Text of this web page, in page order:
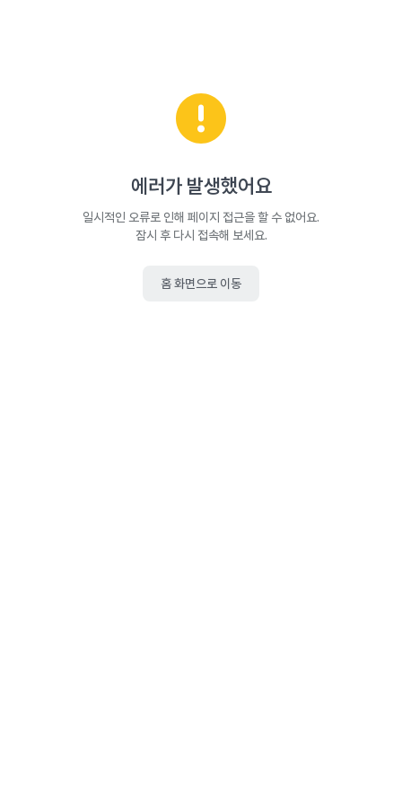
에러가 발생했어요
일시적인 오류로 인해 페이지 접근을 할 수 없어요.
잠시 후 다시 접속해 보세요.
홈 화면으로 이동